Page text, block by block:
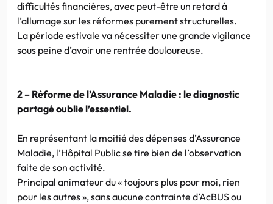
difficultés financières, avec peut-être un retard à
l’allumage sur les réformes purement structurelles.
La période estivale va nécessiter une grande vigilance
sous peine d’avoir une rentrée douloureuse.
2 – Réforme de l’Assurance Maladie : le diagnostic
partagé oublie l’essentiel.
En représentant la moitié des dépenses d’Assurance
Maladie, l’Hôpital Public se tire bien de l’observation
faite de son activité.
Principal animateur du « toujours plus pour moi, rien
pour les autres », sans aucune contrainte d’AcBUS ou